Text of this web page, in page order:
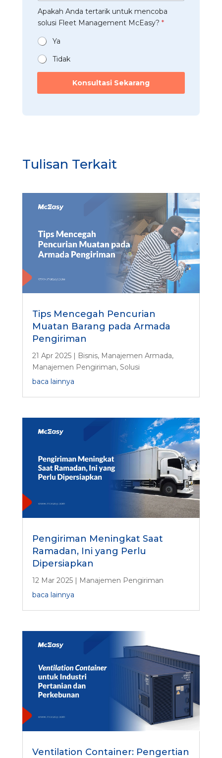
a
n
*
r
i
b
a
t
n
Apakah Anda tertarik untuk mencoba
solusi Fleet Management McEasy? *
Ya
Tidak
N
m
a
a
n
Konsultasi Sekarang
Tulisan Terkait
Tips Mencegah Pencurian
Muatan Barang pada Armada
Pengiriman
21 Apr 2025| Bisnis, Manajemen Armada,
Manajemen Pengiriman, Solusi
baca lainnya
Pengiriman Meningkat Saat
Ramadan, Ini yang Perlu
Dipersiapkan
12 Mar 2025| Manajemen Pengiriman
baca lainnya
Ventilation Container: Pengertian